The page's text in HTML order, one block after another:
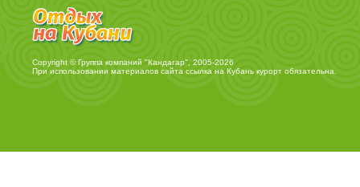
Copyright © Группа компаний "Кандагар", 2005-2026
При использовании материалов сайта ссылка на Кубань курортобязательна.